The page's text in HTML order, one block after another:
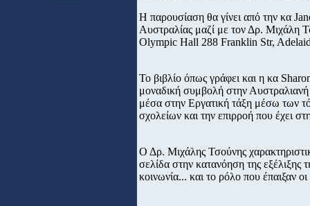
H παρουσίαση θα γίνει από την κα
Αυστραλίας μαζί με τον Δρ. Μιχάλη
Olympic Hall 288 Franklin Str,
Το βιβλίο όπως γράφει και η κα
μοναδική συμβολή στην Αυστραλιανή
μέσα στην Εργατική τάξη μέσω των
σχολείων και την επιρροή που έχει
Ο Δρ. Μιχάλης Τσούνης
σελίδα στην κατανόηση της εξέλιξης
κοινωνία... και το ρόλο που έπαιξαν